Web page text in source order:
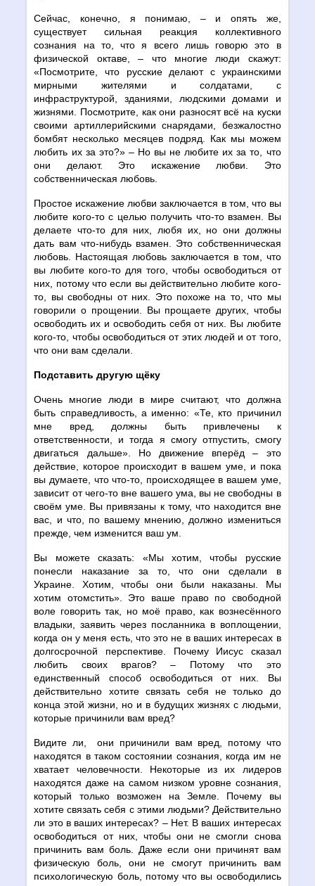
Сейчас, конечно, я понимаю, – и опять же,
существует сильная реакция коллективного
сознания на то, что я всего лишь говорю это в
физической октаве, – что многие люди скажут:
«Посмотрите, что русские делают с украинскими
мирными жителями и солдатами, с
инфраструктурой, зданиями, людскими домами и
жизнями. Посмотрите, как они разносят всё на куски
своими артиллерийскими снарядами, безжалостно
бомбят несколько месяцев подряд. Как мы можем
любить их за это?» – Но вы не любите их за то, что
они делают. Это искажение любви. Это
собственническая любовь.
Простое искажение любви заключается в том, что вы
любите кого-то с целью получить что-то взамен. Вы
делаете что-то для них, любя их, но они должны
дать вам что-нибудь взамен. Это собственническая
любовь. Настоящая любовь заключается в том, что
вы любите кого-то для того, чтобы освободиться от
них, потому что если вы действительно любите кого-
то, вы свободны от них. Это похоже на то, что мы
говорили о прощении. Вы прощаете других, чтобы
освободить их и освободить себя от них. Вы любите
кого-то, чтобы освободиться от этих людей и от того,
что они вам сделали.
Подставить другую щёку
Очень многие люди в мире считают, что должна
быть справедливость, а именно: «Те, кто причинил
мне вред, должны быть привлечены к
ответственности, и тогда я смогу отпустить, смогу
двигаться дальше». Но движение вперёд – это
действие, которое происходит в вашем уме, и пока
вы думаете, что что-то, происходящее в вашем уме,
зависит от чего-то вне вашего ума, вы не свободны в
своём уме. Вы привязаны к тому, что находится вне
вас, и что, по вашему мнению, должно измениться
прежде, чем изменится ваш ум.
Вы можете сказать: «Мы хотим, чтобы русские
понесли наказание за то, что они сделали в
Украине. Хотим, чтобы они были наказаны. Мы
хотим отомстить». Это ваше право по свободной
воле говорить так, но моё право, как вознесённого
владыки, заявить через посланника в воплощении,
когда он у меня есть, что это не в ваших интересах в
долгосрочной перспективе. Почему Иисус сказал
любить своих врагов? – Потому что это
единственный способ освободиться от них. Вы
действительно хотите связать себя не только до
конца этой жизни, но и в будущих жизнях с людьми,
которые причинили вам вред?
Видите ли, они причинили вам вред, потому что
находятся в таком состоянии сознания, когда им не
хватает человечности. Некоторые из их лидеров
находятся даже на самом низком уровне сознания,
который только возможен на Земле. Почему вы
хотите связать себя с этими людьми? Действительно
ли это в ваших интересах? – Нет. В ваших интересах
освободиться от них, чтобы они не смогли снова
причинить вам боль. Даже если они причинят вам
физическую боль, они не смогут причинить вам
психологическую боль, потому что вы освободились